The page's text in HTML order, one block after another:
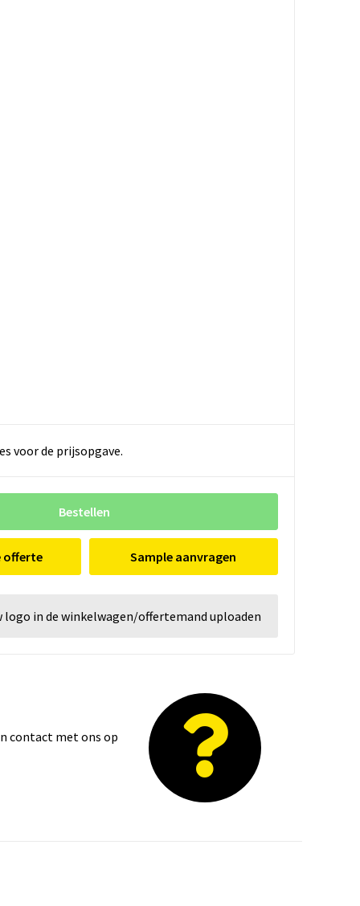
voor de prijsopgave.
Bestellen
offerte Sample aanvragen
logo in de winkelwagen/offertemand uploaden
contact met ons op